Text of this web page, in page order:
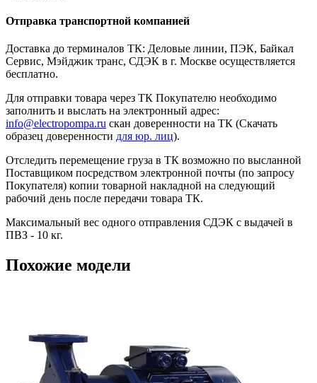
Отправка транспортной компанией
Доставка до терминалов ТК: Деловые линии, ПЭК, Байкал
Сервис, Мэйджик транс, СДЭК в г. Москве осуществляется
бесплатно.
Для отправки товара через ТК Покупателю необходимо
заполнить и выслать на электронный адрес:
info@electropompa.ru скан доверенности на ТК (Скачать
образец доверенности для юр. лиц).
Отследить перемещение груза в ТК возможно по высланной
Поставщиком посредством электронной почты (по запросу
Покупателя) копии товарной накладной на следующий
рабочий день после передачи товара ТК.
Максимальный вес одного отправления СДЭК с выдачей в
ПВЗ - 10 кг.
Похожие модели